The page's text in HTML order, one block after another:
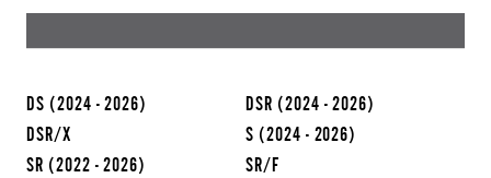
DS (2024 - 2026) DSR (2024 - 2026)
DSR/X
S (2024 - 2026)
SR (2022 - 2026)
SR/F